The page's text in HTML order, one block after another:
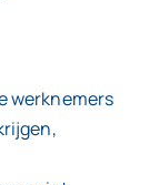
werknemers